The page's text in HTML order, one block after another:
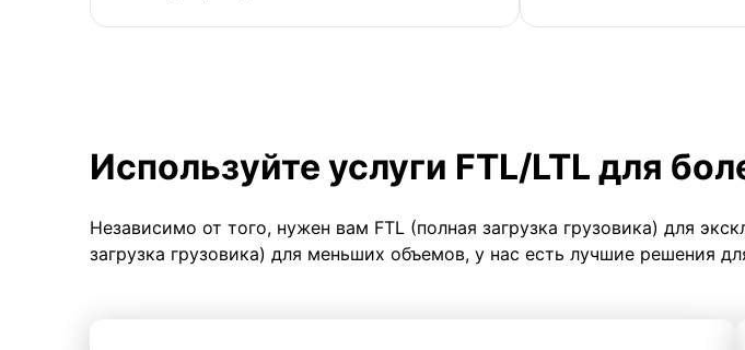
Используйте услуги FTL/LTL для
Независимо от того, нужен вам FTL (полная загрузка грузовика) для
загрузка грузовика) для меньших объемов, у нас есть лучшие решения